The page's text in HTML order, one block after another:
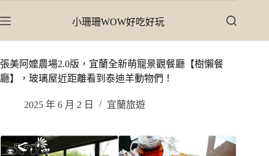
至
內
容
小珊珊WOW好吃好玩
張美阿嬤農場2.0版，宜蘭全新萌寵景觀餐廳【樹懶餐
廳】，玻璃屋近距離看到泰迪羊動物們！
2025 年 6 月 2 日 宜蘭旅遊